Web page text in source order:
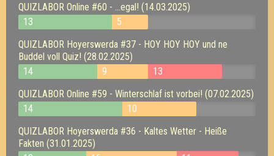
QUIZLABOR Online #60 - ...egal! (14.03.2025)
13
5
QUIZLABOR Hoyerswerda #37 - HOY HOY HOY und ne
Buddel voll Quiz! (28.02.2025)
14
9
13
QUIZLABOR Online #59 - Winterschlaf ist vorbei! (07.02.2025)
14
10
QUIZLABOR Hoyerswerda #36 - Kaltes Wetter - Heiße
Fakten (31.01.2025)